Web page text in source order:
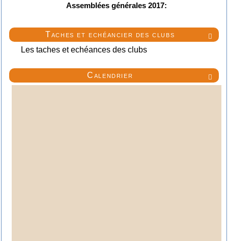
Assemblées générales 2017:

Taches et echéancier des clubs
Les taches et echéances des clubs

Calendrier